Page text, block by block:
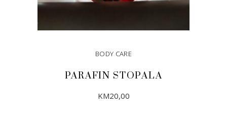
BODY CARE
PARAFIN STOPALA
KM20,00